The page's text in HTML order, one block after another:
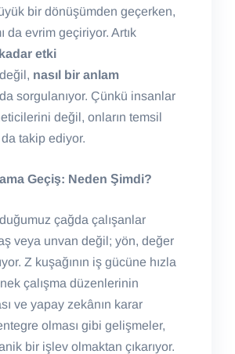
bir dönüşümden geçerken,
da evrim geçiriyor. Artık
etki
değil, nasıl bir anlam
da sorgulanıyor. Çünkü insanlar
değil, onların temsil
takip ediyor.
Geçiş: Neden Şimdi?
çağda çalışanlar
veya unvan değil; yön, değer
Z kuşağının iş gücüne hızla
çalışma düzenlerinin
ve yapay zekânın karar
olması gibi gelişmeler,
bir işlev olmaktan çıkarıyor.